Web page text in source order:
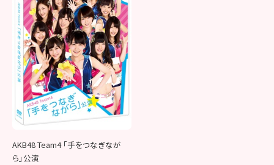
AKB48 Team4 「手をつなぎなが
ら」公演